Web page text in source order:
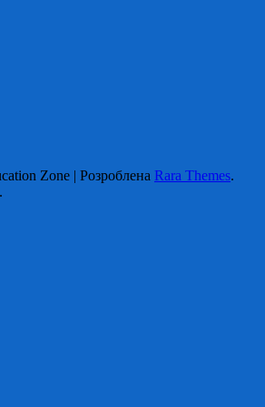
Zone | Розроблена Rara Themes.
.